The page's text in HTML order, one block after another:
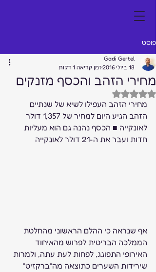
פוסט
מחירי הזהב והכסף מזנקים
Gadi Gertel
18 ביולי 2016
זמן קריאה 1 דקות
דירוג של NaN מתוך 5 כוכבים
מחירי הזהב העפילו לשיא של שנתיים
הזהב הגיע היום למחיר של 1,357 דולר
לאונקייה ■ הכסף נהנה גם הוא מעליות
חדות ועבר את ה-21 דולר לאונקייה
אף שנראה כי ההלם הראשוני מהחלטת
הממלכה הבריטית לפרוש מהאיחוד
האירופי התפוגג, לפחות לעת עתה, ולמרות
שירידות השערים כתוצאה מה”ברקזיט”